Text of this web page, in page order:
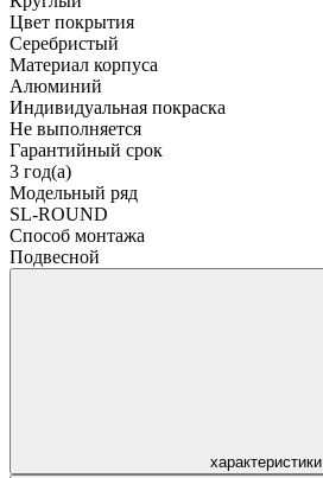
Цвет покрытия
Серебристый
Материал корпуса
Алюминий
Индивидуальная покраска
Не выполняется
Гарантийный срок
3 год(а)
Модельный ряд
SL-ROUND
Способ монтажа
Подвесной
характеристики